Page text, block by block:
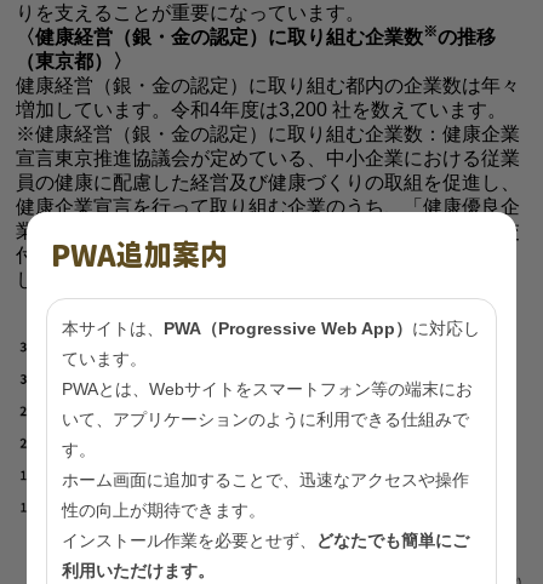
りを支えることが重要になっています。
〈健康経営（銀・金の認定）に取り組む企業数※の推移
（東京都）〉
健康経営（銀・金の認定）に取り組む都内の企業数は年々
増加しています。令和4年度は3,200 社を数えています。
※健康経営（銀・金の認定）に取り組む企業数：健康企業
宣言東京推進協議会が定めている、中小企業における従業
員の健康に配慮した経営及び健康づくりの取組を促進し、
健康企業宣言を行って取り組む企業のうち、「健康優良企
業 銀の認定証」及び「健康優良企業 金の認定証」の交
付を受けた企業数と、「健康企業宣言STEP２」の登録を
した企業数の合計
PWA追加案内
本サイトは、 PWA（Progressive Web App） に対応し
ています。
PWAとは、Webサイトをスマートフォン等の端末にお
いて、アプリケーションのように利用できる仕組みで
す。
ホーム画面に追加することで、迅速なアクセスや操作
性の向上が期待できます。
インストール作業を必要とせず、 どなたでも簡単にご
利用いただけます。